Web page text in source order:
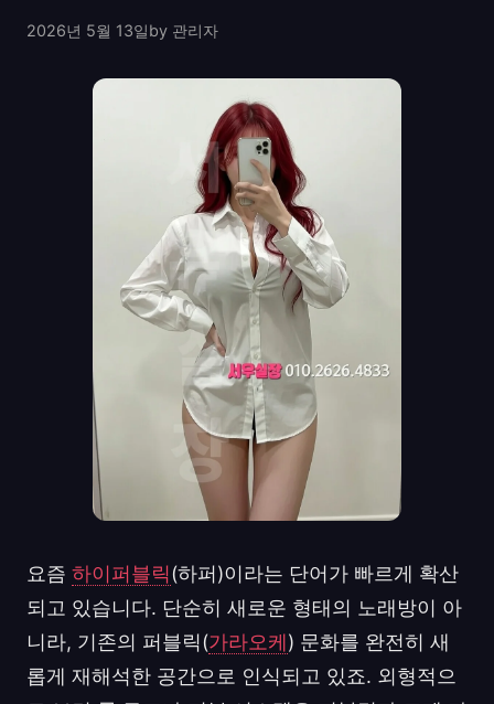
2026년 5월 13일by 관리자
요즘 하이퍼블릭(하퍼)이라는 단어가 빠르게 확산
되고 있습니다. 단순히 새로운 형태의 노래방이 아
니라, 기존의 퍼블릭(가라오케) 문화를 완전히 새
롭게 재해석한 공간으로 인식되고 있죠. 외형적으